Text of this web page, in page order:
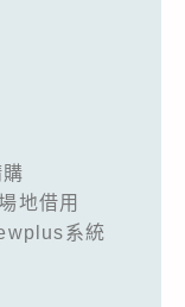
地借用
系統